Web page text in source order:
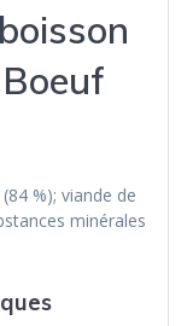
%); viande de
minérales